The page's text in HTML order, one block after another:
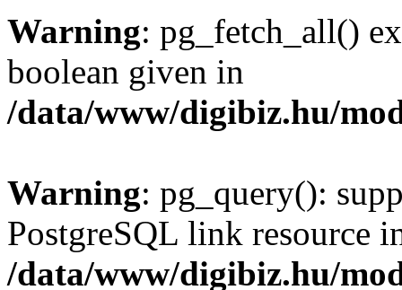
Warning: pg_fetch_all()
boolean given in
/data/www/digibiz.hu/
Warning: pg_query():
PostgreSQL link resource
/data/www/digibiz.hu/